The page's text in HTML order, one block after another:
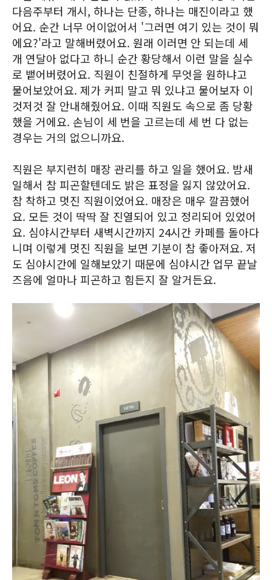
다음주부터 개시, 하나는 단종, 하나는 매진이라고 했
어요. 순간 너무 어이없어서 '그러면 여기 있는 것이 뭐
에요?'라고 말해버렸어요. 원래 이러면 안 되는데 세
개 연달아 없다고 하니 순간 황당해서 이런 말을 실수
로 뱉어버렸어요. 직원이 친절하게 무엇을 원하냐고
물어보았어요. 제가 커피 말고 뭐 있냐고 물어보자 이
것저것 잘 안내해줬어요. 이때 직원도 속으로 좀 당황
했을 거에요. 손님이 세 번을 고르는데 세 번 다 없는
경우는 거의 없으니까요.
직원은 부지런히 매장 관리를 하고 일을 했어요. 밤새
일해서 참 피곤할텐데도 밝은 표정을 잃지 않았어요.
참 착하고 멋진 직원이었어요. 매장은 매우 깔끔했어
요. 모든 것이 딱딱 잘 진열되어 있고 정리되어 있었어
요. 심야시간부터 새벽시간까지 24시간 카페를 돌아다
니며 이렇게 멋진 직원을 보면 기분이 참 좋아져요. 저
도 심야시간에 일해보았기 때문에 심야시간 업무 끝날
즈음에 얼마나 피곤하고 힘든지 잘 알거든요.